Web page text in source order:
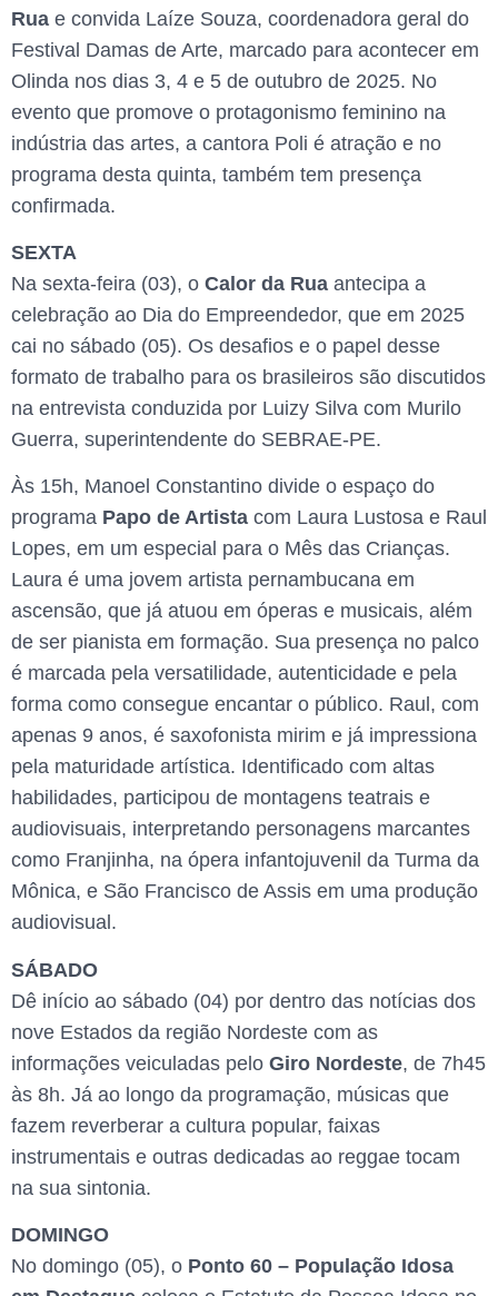
Rua e convida Laíze Souza, coordenadora geral do
Festival Damas de Arte, marcado para acontecer em
Olinda nos dias 3, 4 e 5 de outubro de 2025. No
evento que promove o protagonismo feminino na
indústria das artes, a cantora Poli é atração e no
programa desta quinta, também tem presença
confirmada.
SEXTA
Na sexta-feira (03), o Calor da Rua antecipa a
celebração ao Dia do Empreendedor, que em 2025
cai no sábado (05). Os desafios e o papel desse
formato de trabalho para os brasileiros são discutidos
na entrevista conduzida por Luizy Silva com Murilo
Guerra, superintendente do SEBRAE-PE.
Às 15h, Manoel Constantino divide o espaço do
programa Papo de Artista com Laura Lustosa e Raul
Lopes, em um especial para o Mês das Crianças.
Laura é uma jovem artista pernambucana em
ascensão, que já atuou em óperas e musicais, além
de ser pianista em formação. Sua presença no palco
é marcada pela versatilidade, autenticidade e pela
forma como consegue encantar o público. Raul, com
apenas 9 anos, é saxofonista mirim e já impressiona
pela maturidade artística. Identificado com altas
habilidades, participou de montagens teatrais e
audiovisuais, interpretando personagens marcantes
como Franjinha, na ópera infantojuvenil da Turma da
Mônica, e São Francisco de Assis em uma produção
audiovisual.
SÁBADO
Dê início ao sábado (04) por dentro das notícias dos
nove Estados da região Nordeste com as
informações veiculadas pelo Giro Nordeste, de 7h45
às 8h. Já ao longo da programação, músicas que
fazem reverberar a cultura popular, faixas
instrumentais e outras dedicadas ao reggae tocam
na sua sintonia.
DOMINGO
No domingo (05), o Ponto 60 – População Idosa